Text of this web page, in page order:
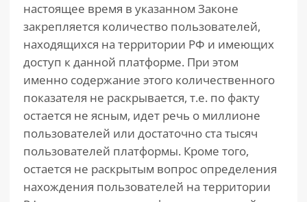
настоящее время в указанном Законе
закрепляется количество пользователей,
находящихся на территории РФ и имеющих
доступ к данной платформе. При этом
именно содержание этого количественного
показателя не раскрывается, т.е. по факту
остается не ясным, идет речь о миллионе
пользователей или достаточно ста тысяч
пользователей платформы. Кроме того,
остается не раскрытым вопрос определения
нахождения пользователей на территории